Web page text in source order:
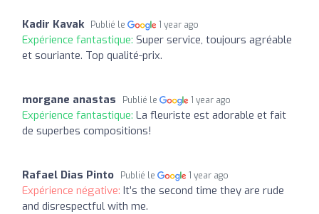
Kadir Kavak Publié le 1 year ago
Expérience fantastique: Super service, toujours agréable
et souriante. Top qualité-prix.
morgane anastas Publié le 1 year ago
Expérience fantastique: La fleuriste est adorable et fait
de superbes compositions!
Rafael Dias Pinto Publié le 1 year ago
Expérience négative: It’s the second time they are rude
and disrespectful with me.